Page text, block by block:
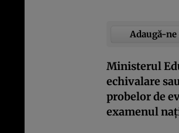
Adaugă-
Ministerul
echivalare
probelor de
examenul